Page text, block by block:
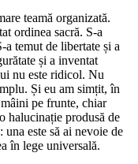
teamă organizată.
ordinea sacră. S-a
temut de libertate și a
și a inventat
nu este ridicol. Nu
Și eu am simțit, în
pe frunte, chiar
halucinație produsă de
este să ai nevoie de
în lege universală.